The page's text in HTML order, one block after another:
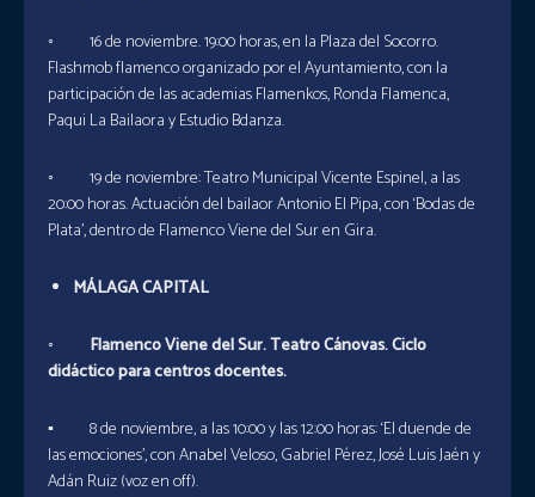
◦ 16 de noviembre. 19:00 horas, en la Plaza del Socorro.
Flashmob flamenco organizado por el Ayuntamiento, con la
participación de las academias Flamenkos, Ronda Flamenca,
Paqui La Bailaora y Estudio Bdanza.
◦ 19 de noviembre: Teatro Municipal Vicente Espinel, a las
20:00 horas. Actuación del bailaor Antonio El Pipa, con ‘Bodas de
Plata’, dentro de Flamenco Viene del Sur en Gira.
MÁLAGA CAPITAL
◦ Flamenco Viene del Sur. Teatro Cánovas. Ciclo
didáctico para centros docentes.
▪ 8 de noviembre, a las 10:00 y las 12:00 horas: ‘El duende de
las emociones’, con Anabel Veloso, Gabriel Pérez, José Luis Jaén y
Adán Ruiz (voz en off).